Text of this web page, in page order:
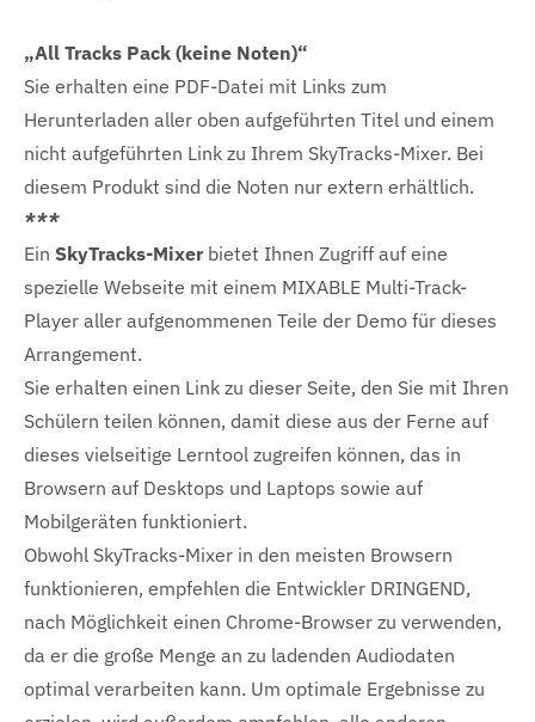
„All Tracks Pack (keine Noten)“
Sie erhalten eine PDF-Datei mit Links zum
Herunterladen aller oben aufgeführten Titel und einem
nicht aufgeführten Link zu Ihrem SkyTracks-Mixer. Bei
diesem Produkt sind die Noten nur extern erhältlich.
***
Ein SkyTracks-Mixer bietet Ihnen Zugriff auf eine
spezielle Webseite mit einem MIXABLE Multi-Track-
Player aller aufgenommenen Teile der Demo für dieses
Arrangement.
Sie erhalten einen Link zu dieser Seite, den Sie mit Ihren
Schülern teilen können, damit diese aus der Ferne auf
dieses vielseitige Lerntool zugreifen können, das in
Browsern auf Desktops und Laptops sowie auf
Mobilgeräten funktioniert.
Obwohl SkyTracks-Mixer in den meisten Browsern
funktionieren, empfehlen die Entwickler DRINGEND,
nach Möglichkeit einen Chrome-Browser zu verwenden,
da er die große Menge an zu ladenden Audiodaten
optimal verarbeiten kann. Um optimale Ergebnisse zu